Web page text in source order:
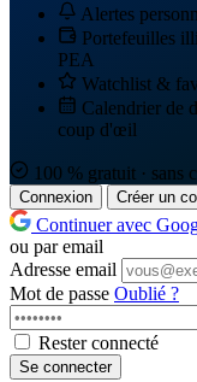
Alertes
Portefeuilles
PEA
Watchlist &
Calendrier de
coup d'œil
100 % gratuit · sans
Connexion Créer un
Continuer avec
ou par email
Adresse email
Mot de passe Oublié ?
Rester connecté
Se connecter